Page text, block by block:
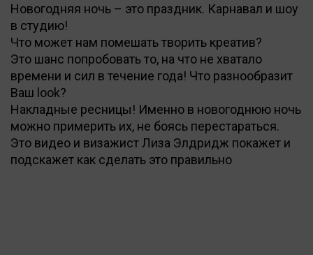
Новогодняя ночь – это праздник. Карнавал и шоу
в студию!
Что может нам помешать творить креатив?
Это шанс попробовать то, на что не хватало
времени и сил в течение года! Что разнообразит
Ваш look?
Накладные ресницы! Именно в новогоднюю ночь
можно примерить их, не боясь перестараться.
Это видео и визажист Лиза Элдридж покажет и
подскажет как сделать это правильно